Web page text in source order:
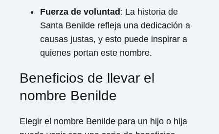
Fuerza de voluntad : La historia de
Santa Benilde refleja una dedicación a
causas justas, y esto puede inspirar a
quienes portan este nombre.
Beneficios de llevar el
nombre Benilde
Elegir el nombre Benilde para un hijo o hija